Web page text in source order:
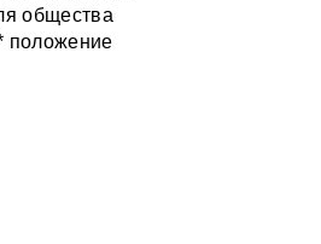
общества
положение